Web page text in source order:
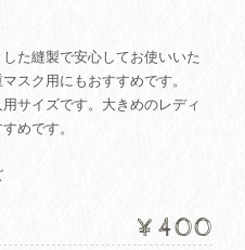
た縫製で安心してお使いいた
スク用にもおすすめです。
サイズです。大きめのレディ
めです。
¥400